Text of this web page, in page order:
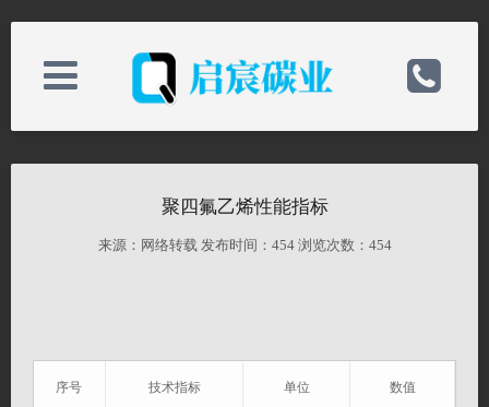
关于我们
新闻中心
电话：0513-82898589
手机：19825218868
备案号：
聚四氟乙烯性能指标
来源：网络转载 发布时间： 454 浏览次数： 454
序号 技术指标 单位 数值